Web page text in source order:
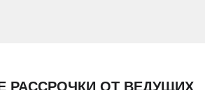
РАССРОЧКИ ОТ ВЕДУЩИХ